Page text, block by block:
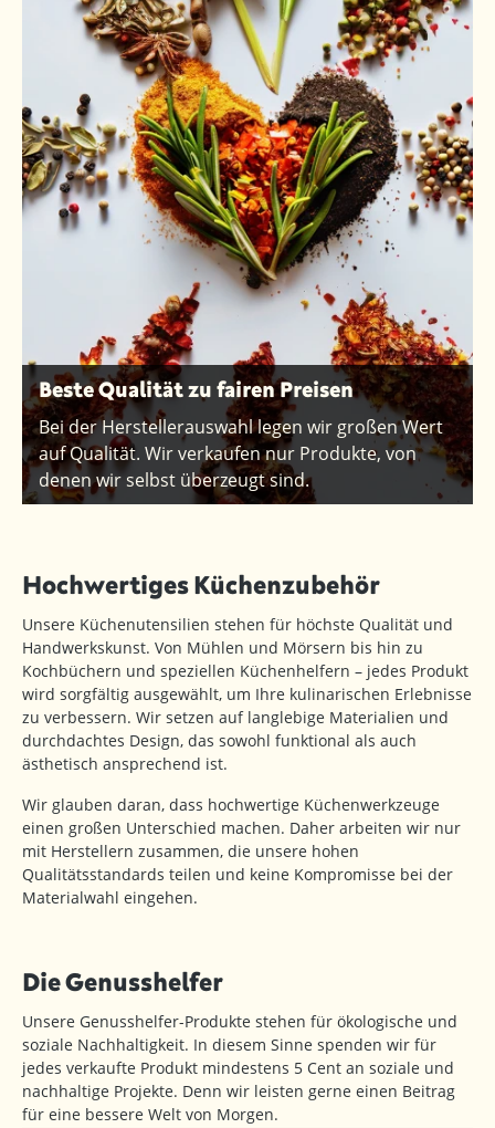
Beste Qualität zu fairen Preisen
Bei der Herstellerauswahl legen wir großen Wert
auf Qualität. Wir verkaufen nur Produkte, von
denen wir selbst überzeugt sind.
Hochwertiges Küchenzubehör
Unsere Küchenutensilien stehen für höchste Qualität und
Handwerkskunst. Von Mühlen und Mörsern bis hin zu
Kochbüchern und speziellen Küchenhelfern – jedes Produkt
wird sorgfältig ausgewählt, um Ihre kulinarischen Erlebnisse
zu verbessern. Wir setzen auf langlebige Materialien und
durchdachtes Design, das sowohl funktional als auch
ästhetisch ansprechend ist.
Wir glauben daran, dass hochwertige Küchenwerkzeuge
einen großen Unterschied machen. Daher arbeiten wir nur
mit Herstellern zusammen, die unsere hohen
Qualitätsstandards teilen und keine Kompromisse bei der
Materialwahl eingehen.
Die Genusshelfer
Unsere Genusshelfer-Produkte stehen für ökologische und
soziale Nachhaltigkeit. In diesem Sinne spenden wir für
jedes verkaufte Produkt mindestens 5 Cent an soziale und
nachhaltige Projekte. Denn wir leisten gerne einen Beitrag
für eine bessere Welt von Morgen.